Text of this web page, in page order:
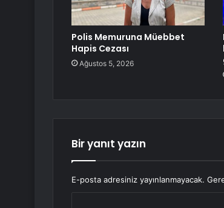
Polis Memuruna Müebbet
Hapis Cezası
Ağustos 5, 2026
Bir yanıt yazın
E-posta adresiniz yayınlanmayacak.